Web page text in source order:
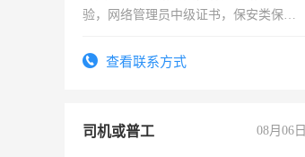
验，网络管理员中级证书，保安类保安
有高低压电工证和十几年工作经验
查看联系方式
司机或普工 08月06日